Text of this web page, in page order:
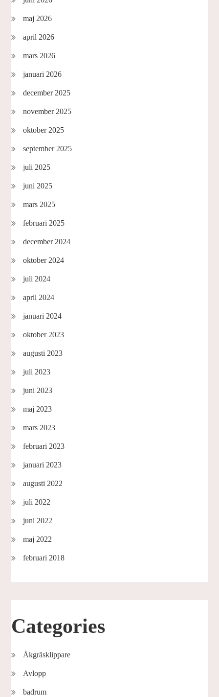
maj 2026
april 2026
mars 2026
januari 2026
december 2025
november 2025
oktober 2025
september 2025
juli 2025
juni 2025
mars 2025
februari 2025
december 2024
oktober 2024
juli 2024
april 2024
januari 2024
oktober 2023
augusti 2023
juli 2023
juni 2023
maj 2023
mars 2023
februari 2023
januari 2023
augusti 2022
juli 2022
juni 2022
maj 2022
februari 2018
Categories
Åkgräsklippare
Avlopp
badrum